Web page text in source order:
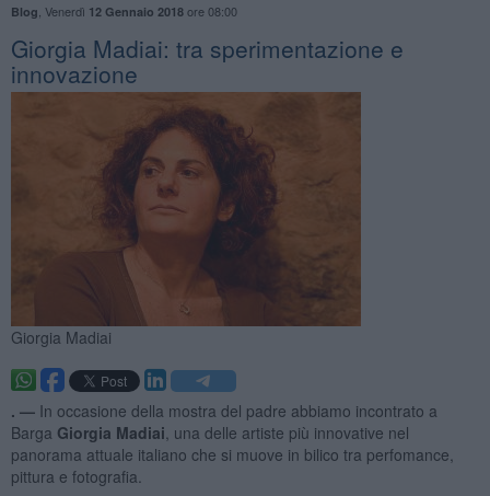
Blog Venerdì 12 Gennaio 2018ore 08:00
Giorgia Madiai: tra sperimentazione e
innovazione
Giorgia Madiai
. — In occasione della mostra del padre abbiamo incontrato a
Barga Giorgia Madiai , una delle artiste più innovative nel
panorama attuale italiano che si muove in bilico tra perfomance,
pittura e fotografia.